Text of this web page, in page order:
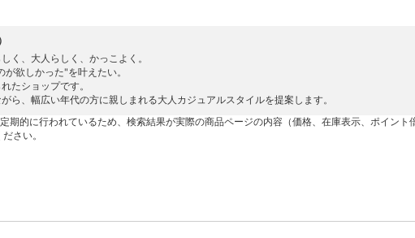
く、大人らしく、かっこよく。
欲しかった"を叶えたい。
たショップです。
ら、幅広い年代の方に親しまれる大人カジュアルスタイルを提案します。
期的に行われているため、検索結果が実際の商品ページの内容（価格、在庫表示、ポイント
さい。